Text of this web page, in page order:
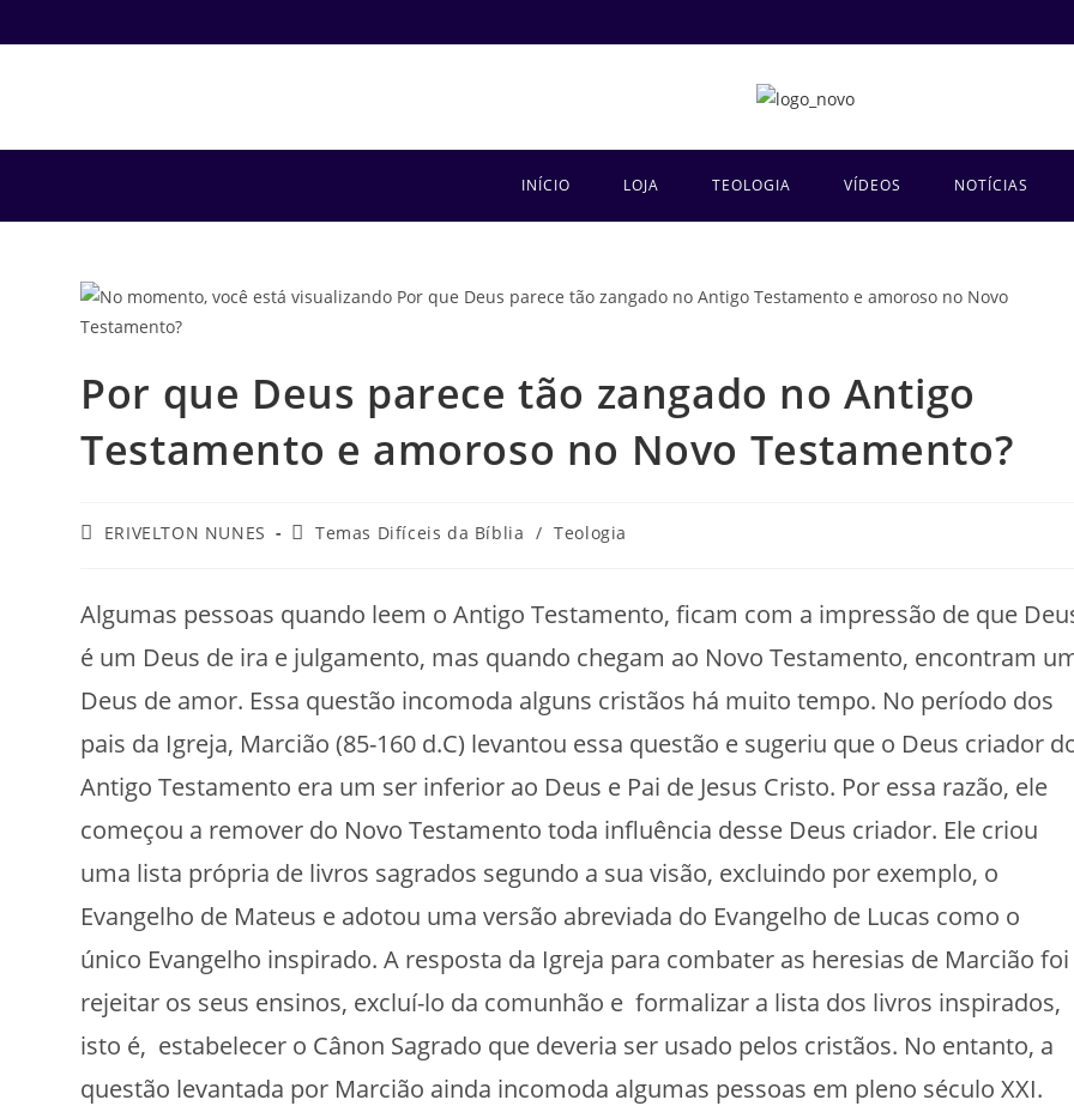
INÍCIO LOJA TEOLOGIA VÍDEOS NOTÍCIAS
Por que Deus parece tão zangado no Antigo
Testamento e amoroso no Novo Testamento?
ERIVELTON NUNES Temas Difíceis da Bíblia / Teologia
Algumas pessoas quando leem o Antigo Testamento, ficam com a impressão de que
é um Deus de ira e julgamento, mas quando chegam ao Novo Testamento, encontram
Deus de amor. Essa questão incomoda alguns cristãos há muito tempo. No período dos
pais da Igreja, Marcião (85-160 d.C) levantou essa questão e sugeriu que o Deus criador
Antigo Testamento era um ser inferior ao Deus e Pai de Jesus Cristo. Por essa razão, ele
começou a remover do Novo Testamento toda influência desse Deus criador. Ele criou
uma lista própria de livros sagrados segundo a sua visão, excluindo por exemplo, o
Evangelho de Mateus e adotou uma versão abreviada do Evangelho de Lucas como o
único Evangelho inspirado. A resposta da Igreja para combater as heresias de Marcião foi
rejeitar os seus ensinos, excluí-lo da comunhão e formalizar a lista dos livros inspirados,
isto é, estabelecer o Cânon Sagrado que deveria ser usado pelos cristãos. No entanto, a
questão levantada por Marcião ainda incomoda algumas pessoas em pleno século XXI.